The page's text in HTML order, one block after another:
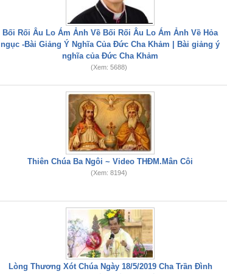
Bối Rối Âu Lo Ám Ảnh Về Bối Rối Âu Lo Ám Ảnh Về Hỏa
ngục -Bài Giảng Ý Nghĩa Của Đức Cha Khảm | Bài giảng ý
nghĩa của Đức Cha Khảm
(Xem: 5688)
Thiên Chúa Ba Ngôi ~ Video THĐM.Mân Côi
(Xem: 8194)
Lòng Thương Xót Chúa Ngày 18/5/2019 Cha Trần Đình